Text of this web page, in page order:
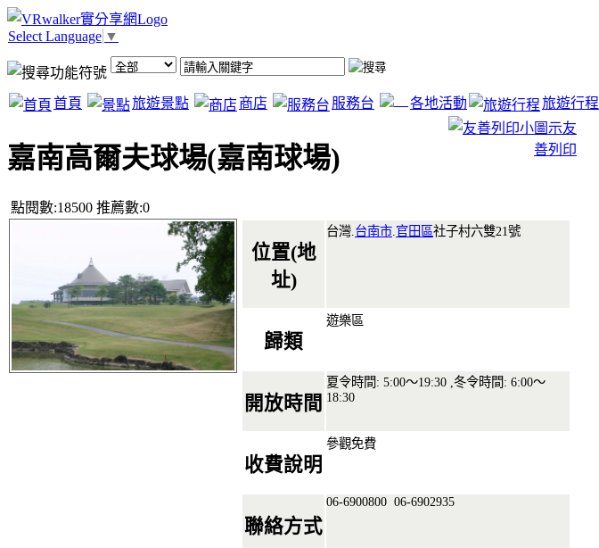
Select Language ▼
首頁 旅遊景點 商店 服務台 各地活動 旅遊行程
嘉南高爾夫球場(嘉南球場)
點閱數:18500 推薦數:0
友
善列印
位置(地
址)
台灣. 台南市 官田區社子村六雙21號
歸類
遊樂區
開放時間
夏令時間: 5:00～19:30 ,冬令時間: 6:00～
18:30
收費說明
參觀免費
聯絡方式
06-6900800 06-6902935